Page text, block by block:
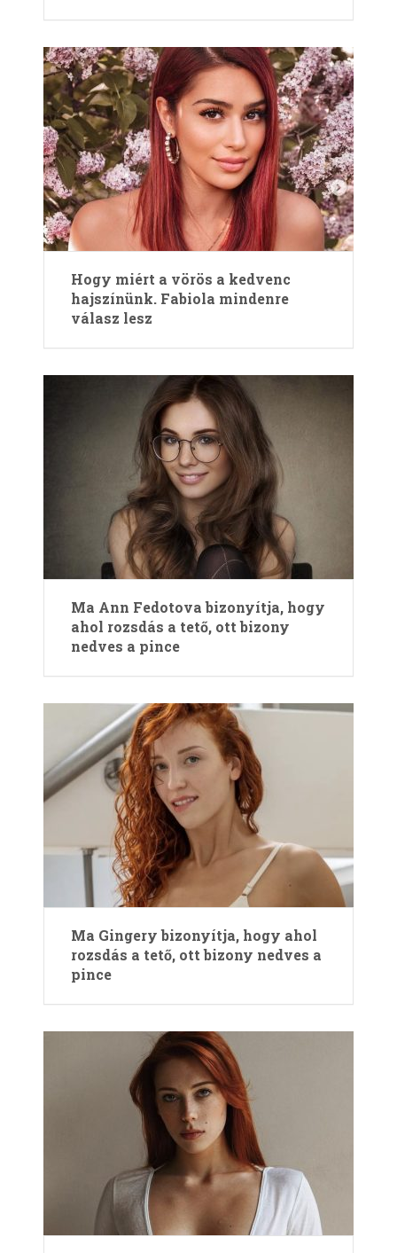
Hogy miért a vörös a kedvenc
hajszínünk. Fabiola mindenre
válasz lesz
Ma Ann Fedotova bizonyítja, hogy
ahol rozsdás a tető, ott bizony
nedves a pince
Ma Gingery bizonyítja, hogy ahol
rozsdás a tető, ott bizony nedves a
pince